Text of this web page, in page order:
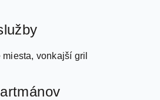
vonkajší gril
na internet, rýchlovarná